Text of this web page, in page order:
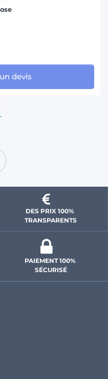
devis
DES PRIX 100%
TRANSPARENTS
PAIEMENT 100%
SÉCURISÉ